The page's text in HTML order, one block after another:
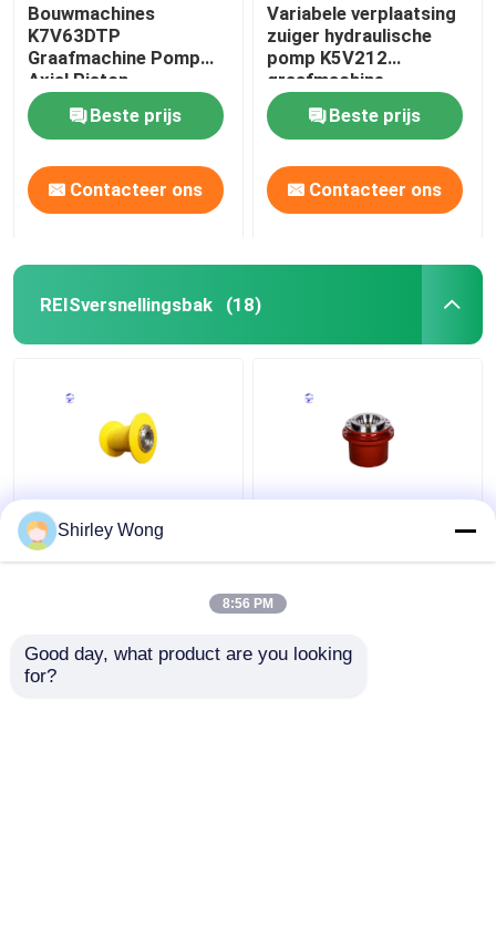
Bouwmachines
K7V63DTP
Graafmachine Pomp
Axial Piston
Beste prijs
Contacteer ons
Variabele verplaatsing
zuiger hydraulische
pomp K5V212
graafmachine
Beste prijs
Contacteer ons
REISversnellingsbak (18)
Efficiënt
ophefmechanisme voor
voor zware industriële
machines
Shirley Wong
8:56 PM
Good day, what product are you looking
for?